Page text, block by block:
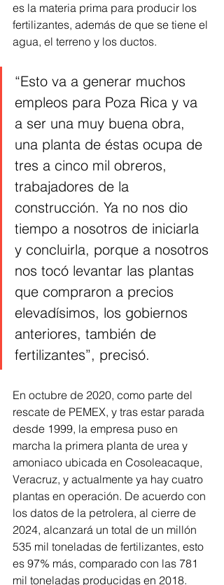
es la materia prima para producir los
fertilizantes, además de que se tiene el
agua, el terreno y los ductos.
“Esto va a generar muchos
empleos para Poza Rica y va
a ser una muy buena obra,
una planta de éstas ocupa de
tres a cinco mil obreros,
trabajadores de la
construcción. Ya no nos dio
tiempo a nosotros de iniciarla
y concluirla, porque a nosotros
nos tocó levantar las plantas
que compraron a precios
elevadísimos, los gobiernos
anteriores, también de
fertilizantes”, precisó.
En octubre de 2020, como parte del
rescate de PEMEX, y tras estar parada
desde 1999, la empresa puso en
marcha la primera planta de urea y
amoniaco ubicada en Cosoleacaque,
Veracruz, y actualmente ya hay cuatro
plantas en operación. De acuerdo con
los datos de la petrolera, al cierre de
2024, alcanzará un total de un millón
535 mil toneladas de fertilizantes, esto
es 97% más, comparado con las 781
mil toneladas producidas en 2018.